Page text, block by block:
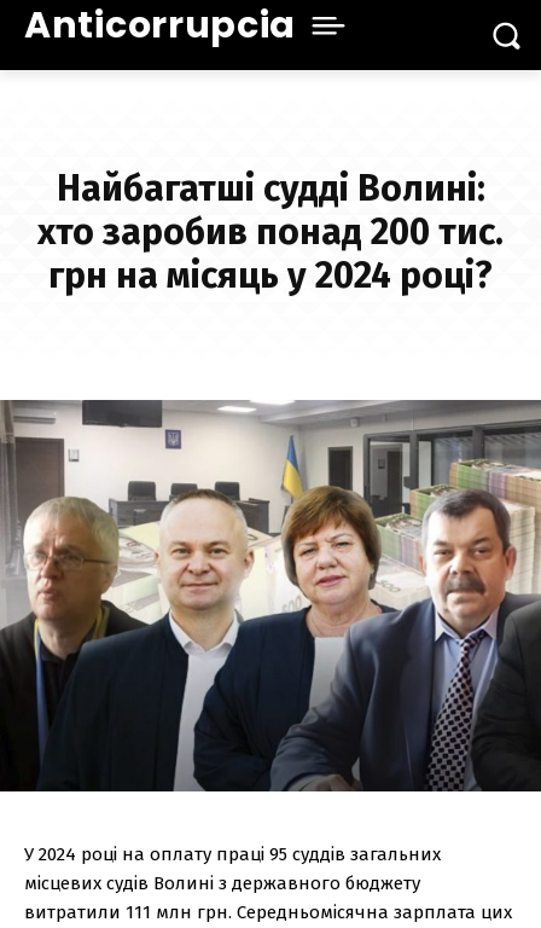
Anticorrupcia
Найбагатші судді Волині:
хто заробив понад 200 тис.
грн на місяць у 2024 році?
У 2024 році на оплату праці 95 суддів загальних
місцевих судів Волині з державного бюджету
витратили 111 млн грн. Середньомісячна зарплата цих